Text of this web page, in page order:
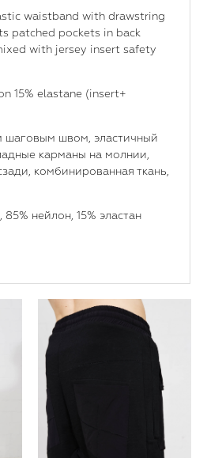
waistband with drawstring
patched pockets in back
with jersey insert safety
15% elastane (insert+
швом, эластичный
карманы на молнии,
комбинированная ткань,
нейлон, 15% эластан